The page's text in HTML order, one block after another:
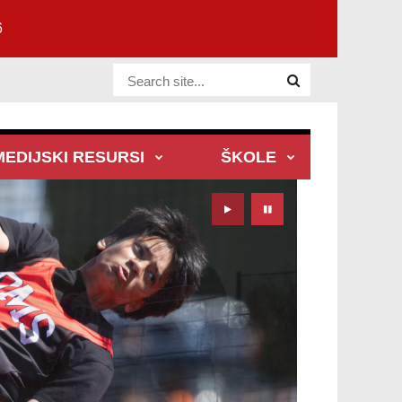
Website Site
RESURSI ŠKOLE
Play Pause